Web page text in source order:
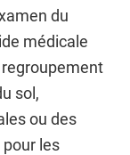
du
médicale
regroupement
sol,
ou des
les